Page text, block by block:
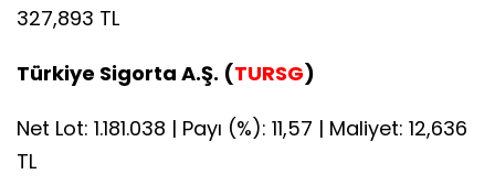
327,893 TL
Türkiye Sigorta A.Ş. (TURSG)
Net Lot: 1.181.038 | Payı (%): 11,57 | Maliyet: 12,636
TL